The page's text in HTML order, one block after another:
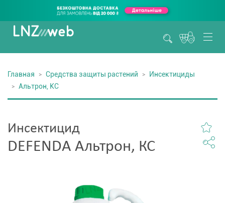
Главная Средства защиты растений
Инсектициды
Альтрон, КС
Инсектицид
DEFENDA Альтрон, КС